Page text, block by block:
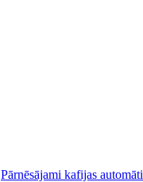
Pārnēsājami kafijas automāti